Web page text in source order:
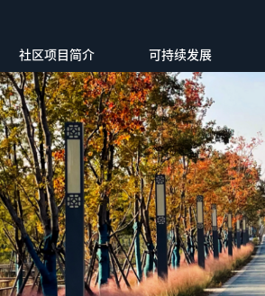
社区项目简介 可持续发展